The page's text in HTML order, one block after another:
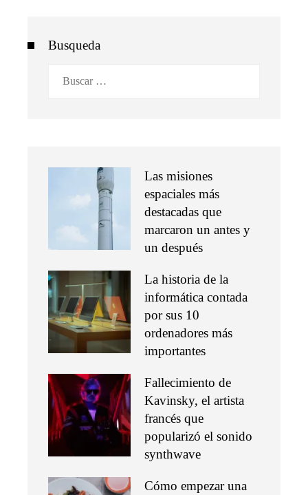
Busqueda
Las misiones
espaciales más
destacadas que
marcaron un antes y
un después
La historia de la
informática contada
por sus 10
ordenadores más
importantes
Fallecimiento de
Kavinsky, el artista
francés que
popularizó el sonido
synthwave
Cómo empezar una